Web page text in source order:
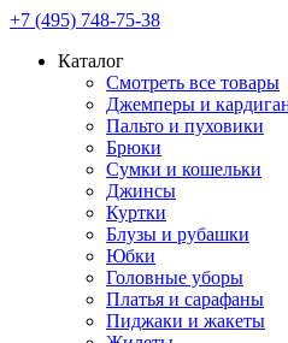
+7 (495) 748-75-38
Каталог
Смотреть все товары
Джемперы и
Пальто и пуховики
Брюки
Сумки и кошельки
Джинсы
Куртки
Блузы и рубашки
Юбки
Головные уборы
Платья и сарафаны
Пиджаки и жакеты